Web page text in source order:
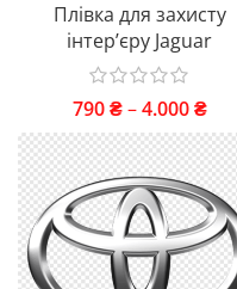
Плівка для захисту
інтер’єру Jaguar
790₴ – 4.000₴